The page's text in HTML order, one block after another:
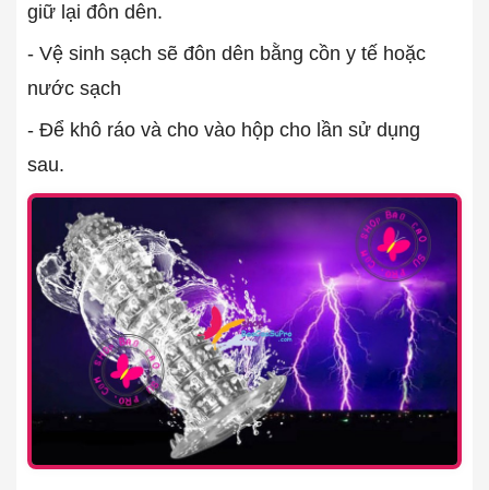
giữ lại đôn dên.
- Vệ sinh sạch sẽ đôn dên bằng cồn y tế hoặc
nước sạch
- Để khô ráo và cho vào hộp cho lần sử dụng
sau.